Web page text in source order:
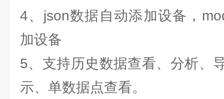
4、json数据自动添加设备，
加设备
5、支持历史数据查看、分析、
示、单数据点查看。